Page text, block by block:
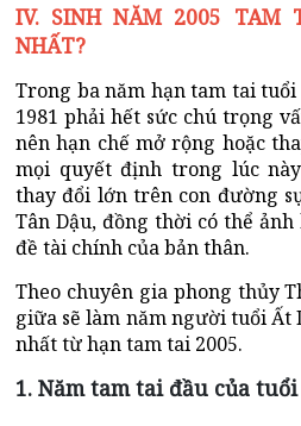
IV. SINH NĂM 2005 TAM
NHẤT?
Trong ba năm hạn tam tai
1981 phải hết sức chú trọng
nên hạn chế mở rộng hoặc
mọi quyết định trong lúc
thay đổi lớn trên con đường
Tân Dậu, đồng thời có thể
đề tài chính của bản thân.
Theo chuyên gia phong thủy
giữa sẽ làm năm người tuổi Ất
nhất từ hạn tam tai 2005.
1. Năm tam tai đầu của tuổi